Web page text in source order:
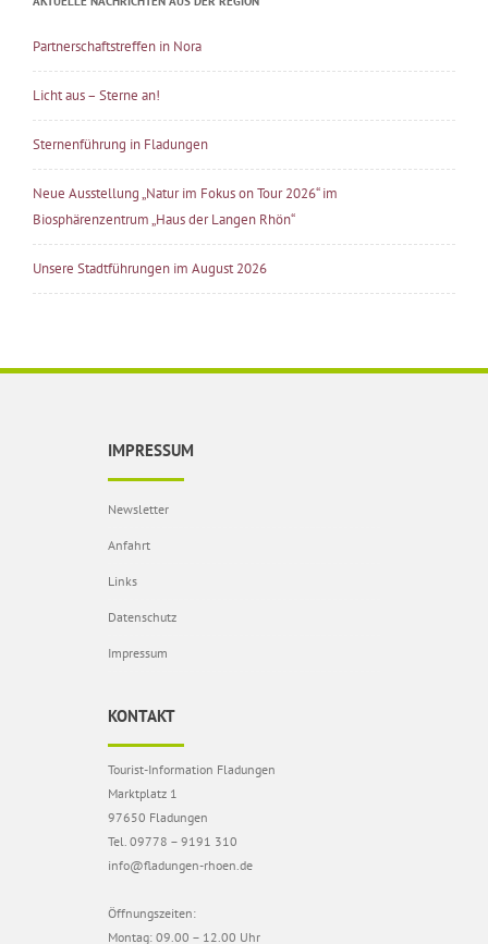
Partnerschaftstreffen in Nora
Licht aus – Sterne an!
Sternenführung in Fladungen
Neue Ausstellung „Natur im Fokus on Tour 2026“ im
Biosphärenzentrum „Haus der Langen Rhön“
Unsere Stadtführungen im August 2026
IMPRESSUM
Newsletter
Anfahrt
Links
Datenschutz
Impressum
KONTAKT
Tourist-Information Fladungen
Marktplatz 1
97650 Fladungen
Tel. 09778 – 9191 310
info@fladungen-rhoen.de
Öffnungszeiten:
Montag: 09.00 – 12.00 Uhr